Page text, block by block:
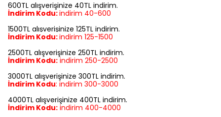
600TL alışverişinize 40TL indirim.
İndirim Kodu:indirim 40-600
1500TL alışverişinize 125TL indirim.
İndirim Kodu:indirim 125-1500
2500TL alışverişinize 250TL indirim.
İndirim Kodu: indirim 250-2500
3000TL alışverişinize 300TL indirim.
İndirim Kodu: indirim 300-3000
4000TL alışverişinize 400TL indirim.
İndirim Kodu: indirim 400-4000